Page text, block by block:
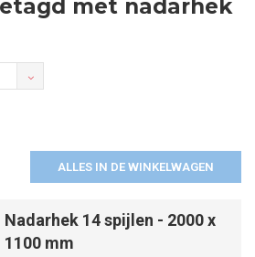
met nadarhek
ALLES IN DE WINKELWAGEN
Nadarhek 14 spijlen - 2000 x
1100 mm